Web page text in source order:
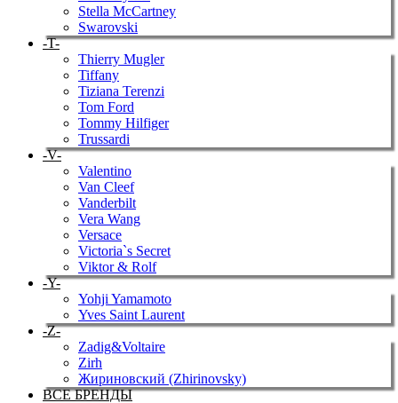
Stella McCartney
Swarovski
-T-
Thierry Mugler
Tiffany
Tiziana Terenzi
Tom Ford
Tommy Hilfiger
Trussardi
-V-
Valentino
Van Cleef
Vanderbilt
Vera Wang
Versace
Victoria`s Secret
Viktor & Rolf
-Y-
Yohji Yamamoto
Yves Saint Laurent
-Z-
Zadig&Voltaire
Zirh
Жириновский (Zhirinovsky)
ВСЕ БРЕНДЫ